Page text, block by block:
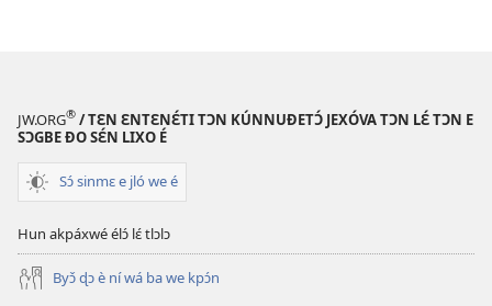
JW.ORG® / TƐN ƐNTƐNƐ́TI TƆN KÚNNUƉETƆ́ JEXÓVA TƆN LƐ́ TƆN E
SƆGBE ƉO SƐ́N LIXO É
Sɔ́ sinmɛ e jló we é
Hun akpáxwé élɔ́ lɛ́ tlɔlɔ
Byɔ̌ ɖɔ è ní wá ba we kpɔ́n